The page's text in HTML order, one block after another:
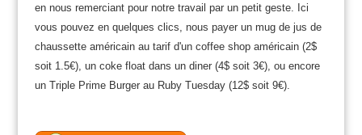
en nous remerciant pour notre travail par un petit geste. Ici
vous pouvez en quelques clics, nous payer un mug de jus de
chaussette américain au tarif d'un coffee shop américain (2$
soit 1.5€), un coke float dans un diner (4$ soit 3€), ou encore
un Triple Prime Burger au Ruby Tuesday (12$ soit 9€).